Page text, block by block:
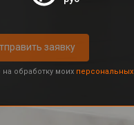
заявку
обработку моих персональных